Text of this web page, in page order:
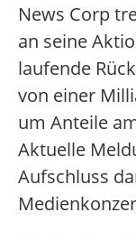
News Corp
an seine
laufende
von einer
um Anteile
Aktuelle
Aufschluss